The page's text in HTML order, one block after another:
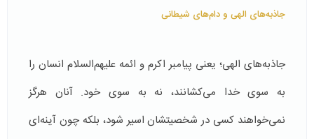
جاذبه‌های الهی و دام‌های شیطانی
جاذبه‌های الهی؛ یعنی پیامبر اکرم و ائمه علیهم‌السلام انسان را
به سوی خدا می‌کشانند، نه به سوی خود. آنان هرگز
نمی‌خواهند کسی در شخصیتشان اسیر شود، بلکه چون آینه‌ای